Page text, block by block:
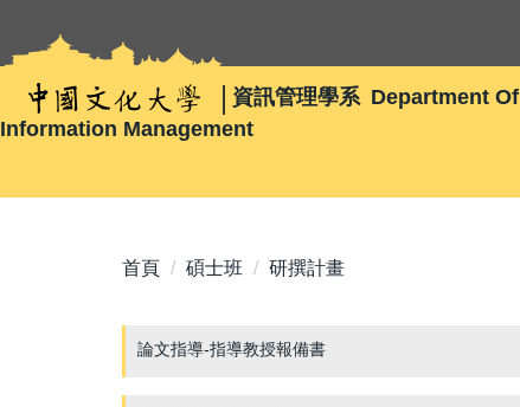
內
資訊管理學系 Department Of
Information Management
首頁 碩士班 研撰計畫
論文指導-指導教授報備書